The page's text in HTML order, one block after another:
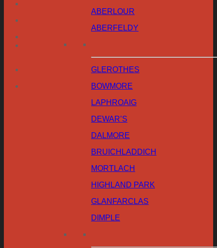
ABERLOUR
ABERFELDY
GLEROTHES
BOWMORE
LAPHROAIG
DEWAR’S
DALMORE
BRUICHLADDICH
MORTLACH
HIGHLAND PARK
GLANFARCLAS
DIMPLE